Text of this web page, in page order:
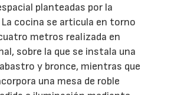
planteadas por la
cocina se articula en torno
metros realizada en
sobre la que se instala una
y bronce, mientras que
una mesa de roble